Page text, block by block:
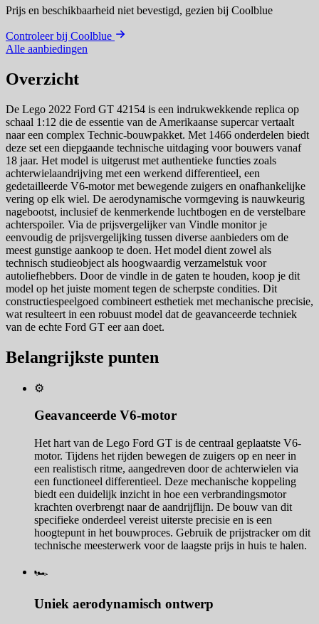
Prijs en beschikbaarheid niet bevestigd, gezien bij Coolblue
Controleer bij Coolblue
Alle aanbiedingen
Overzicht
De Lego 2022 Ford GT 42154 is een indrukwekkende replica op
schaal 1:12 die de essentie van de Amerikaanse supercar vertaalt
naar een complex Technic-bouwpakket. Met 1466 onderdelen biedt
deze set een diepgaande technische uitdaging voor bouwers vanaf
18 jaar. Het model is uitgerust met authentieke functies zoals
achterwielaandrijving met een werkend differentieel, een
gedetailleerde V6-motor met bewegende zuigers en onafhankelijke
vering op elk wiel. De aerodynamische vormgeving is nauwkeurig
nagebootst, inclusief de kenmerkende luchtbogen en de verstelbare
achterspoiler. Via de prijsvergelijker van Vindle monitor je
eenvoudig de prijsvergelijking tussen diverse aanbieders om de
meest gunstige aankoop te doen. Het model dient zowel als
technisch studieobject als hoogwaardig verzamelstuk voor
autoliefhebbers. Door de vindle in de gaten te houden, koop je dit
model op het juiste moment tegen de scherpste condities. Dit
constructiespeelgoed combineert esthetiek met mechanische precisie,
wat resulteert in een robuust model dat de geavanceerde techniek
van de echte Ford GT eer aan doet.
Belangrijkste punten
⚙️
Geavanceerde V6-motor
Het hart van de Lego Ford GT is de centraal geplaatste V6-
motor. Tijdens het rijden bewegen de zuigers op en neer in
een realistisch ritme, aangedreven door de achterwielen via
een functioneel differentieel. Deze mechanische koppeling
biedt een duidelijk inzicht in hoe een verbrandingsmotor
krachten overbrengt naar de aandrijflijn. De bouw van dit
specifieke onderdeel vereist uiterste precisie en is een
hoogtepunt in het bouwproces. Gebruik de prijstracker om dit
technische meesterwerk voor de laagste prijs in huis te halen.
🏎️
Uniek aerodynamisch ontwerp